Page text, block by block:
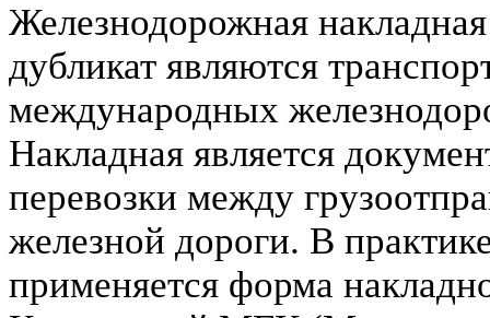
Железнодорожная
дубликат являются
международных
Накладная является
перевозки между
железной дороги. В
применяется форма